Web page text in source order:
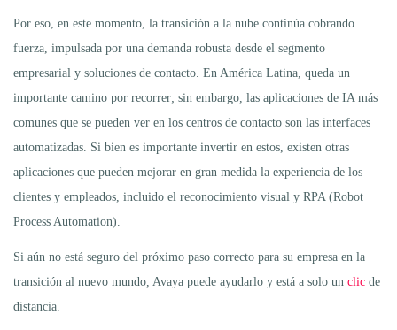
Por eso, en este momento, la transición a la nube continúa cobrando
fuerza, impulsada por una demanda robusta desde el segmento
empresarial y soluciones de contacto. En América Latina, queda un
importante camino por recorrer; sin embargo, las aplicaciones de IA más
comunes que se pueden ver en los centros de contacto son las interfaces
automatizadas. Si bien es importante invertir en estos, existen otras
aplicaciones que pueden mejorar en gran medida la experiencia de los
clientes y empleados, incluido el reconocimiento visual y RPA (Robot
Process Automation).
Si aún no está seguro del próximo paso correcto para su empresa en la
transición al nuevo mundo, Avaya puede ayudarlo y está a solo un clic de
distancia.